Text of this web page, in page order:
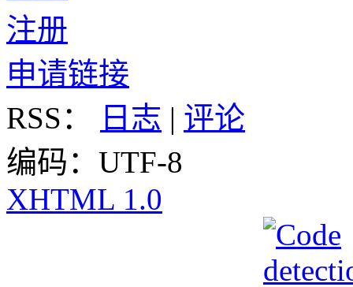
注册
申请链接
RSS：
日志 | 评论
编码：UTF-8
XHTML 1.0